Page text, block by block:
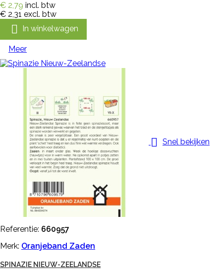
€ 2,79 incl. btw
€ 2,31 excl. btw
 In winkelwagen
Meer
 Snel bekijken
Referentie: 660957
Merk: Oranjeband Zaden
SPINAZIE NIEUW-ZEELANDSE